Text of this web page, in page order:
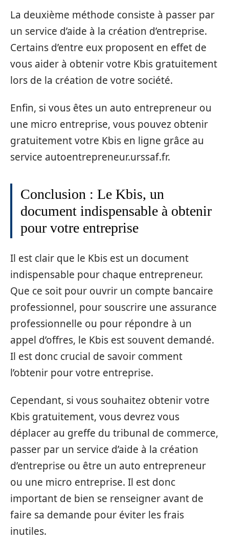
La deuxième méthode consiste à passer par
un service d’aide à la création d’entreprise.
Certains d’entre eux proposent en effet de
vous aider à obtenir votre Kbis gratuitement
lors de la création de votre société.
Enfin, si vous êtes un auto entrepreneur ou
une micro entreprise, vous pouvez obtenir
gratuitement votre Kbis en ligne grâce au
service autoentrepreneur.urssaf.fr.
Conclusion : Le Kbis, un
document indispensable à obtenir
pour votre entreprise
Il est clair que le Kbis est un document
indispensable pour chaque entrepreneur.
Que ce soit pour ouvrir un compte bancaire
professionnel, pour souscrire une assurance
professionnelle ou pour répondre à un
appel d’offres, le Kbis est souvent demandé.
Il est donc crucial de savoir comment
l’obtenir pour votre entreprise.
Cependant, si vous souhaitez obtenir votre
Kbis gratuitement, vous devrez vous
déplacer au greffe du tribunal de commerce,
passer par un service d’aide à la création
d’entreprise ou être un auto entrepreneur
ou une micro entreprise. Il est donc
important de bien se renseigner avant de
faire sa demande pour éviter les frais
inutiles.